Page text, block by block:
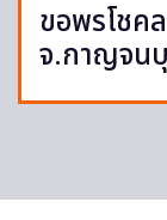
ขอพรโชค
จ.กาญจนบุ